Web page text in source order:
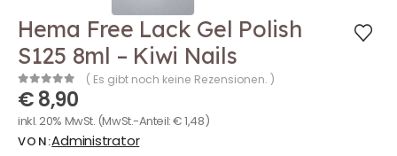
Hema Free Lack Gel Polish
S125 8ml – Kiwi Nails
0out of 5
( Es gibt noch keine Rezensionen. )
€8,90
inkl. 20% MwSt. (MwSt.-Anteil:€1,48)
VON:Administrator